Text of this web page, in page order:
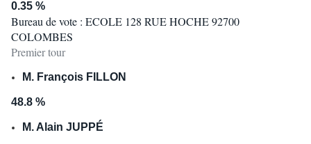
0.35 %
Bureau de vote : ECOLE 128 RUE HOCHE 92700
COLOMBES
Premier tour
M. François FILLON
48.8 %
M. Alain JUPPÉ